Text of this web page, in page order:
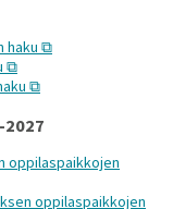
haku
oppilaspaikkojen
oppilaspaikkojen